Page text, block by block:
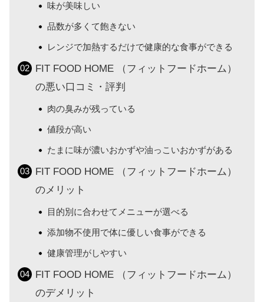
味が美味しい
品数が多くて飽きない
レンジで加熱するだけで健康的な食事ができる
FIT FOOD HOME （フィットフードホーム）
の悪い口コミ・評判
肉の臭みが残っている
値段が高い
たまに味が濃いおかずや油っこいおかずがある
FIT FOOD HOME （フィットフードホーム）
のメリット
目的別に合わせてメニューが選べる
添加物不使用で体に優しい食事ができる
健康管理がしやすい
FIT FOOD HOME （フィットフードホーム）
のデメリット